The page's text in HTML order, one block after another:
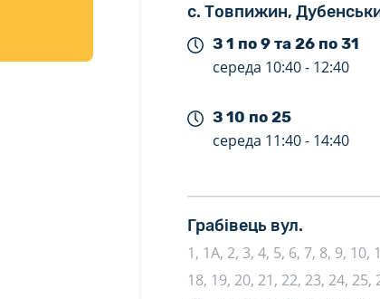
с. Товпижин,
З 1 по 9 та 26 по 31
середа 10:40 - 12:40
З 10 по 25
середа 11:40 - 14:40
Грабівець вул.
1, 1А, 2, 3, 4, 5, 6, 7, 8, 9, 10,
18, 19, 20, 21, 22, 23, 24,